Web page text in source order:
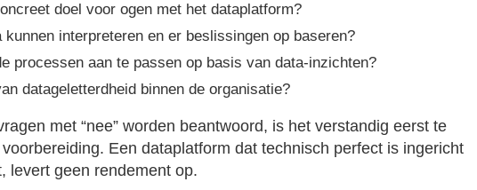
doel voor ogen met het dataplatform?
interpreteren en er beslissingen op baseren?
processen aan te passen op basis van data-inzichten?
datageletterdheid binnen de organisatie?
met “nee” worden beantwoord, is het verstandig eerst te
Een dataplatform dat technisch perfect is ingericht
levert geen rendement op.